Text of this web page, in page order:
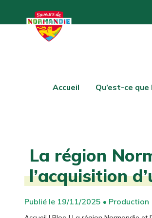
Accueil Qu’est-ce
La région
l’acquisition
Publié le 19/11/2025 • Production